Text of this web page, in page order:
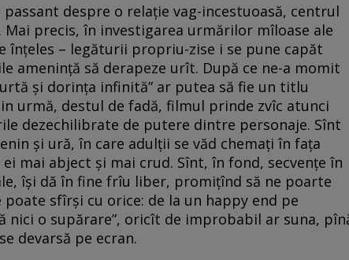
despre o relație vag-incestuoasă, centrul
precis, în investigarea urmărilor mîloase ale
înțeles – legăturii propriu-zise i se pune capăt
amenință să derapeze urît. După ce ne-a momit
și dorința infinită” ar putea să fie un titlu
urmă, destul de fadă, filmul prinde zvîc atunci
dezechilibrate de putere dintre personaje. Sînt
și ură, în care adulții se văd chemați în fața
mai abject și mai crud. Sînt, în fond, secvențe în
își dă în fine frîu liber, promițînd să ne poarte
sfîrși cu orice: de la un happy end pe
nici o supărare”, oricît de improbabil ar suna,
devarsă pe ecran.